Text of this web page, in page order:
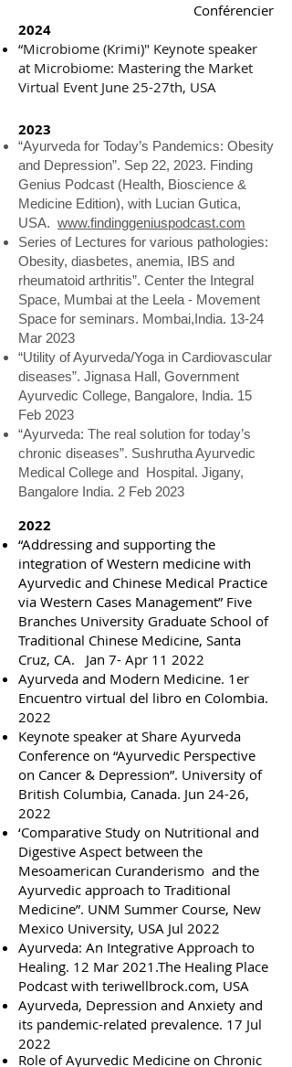
Conférencier
2024
“Microbiome (Krimi)" Keynote speaker
at Microbiome: Mastering the Market
Virtual Event June 25-27th, USA
2023
“Ayurveda for Today’s Pandemics: Obesity
and Depression”. Sep 22, 2023. Finding
Genius Podcast (Health, Bioscience &
Medicine Edition), with Lucian Gutica,
USA. www.findinggeniuspodcast.com
Series of Lectures for various pathologies:
Obesity, diasbetes, anemia, IBS and
rheumatoid arthritis”. Center the Integral
Space, Mumbai at the Leela - Movement
Space for seminars. Mombai,India. 13-24
Mar 2023
“Utility of Ayurveda/Yoga in Cardiovascular
diseases”. Jignasa Hall, Government
Ayurvedic College, Bangalore, India. 15
Feb 2023
“Ayurveda: The real solution for today’s
chronic diseases”. Sushrutha Ayurvedic
Medical College and Hospital. Jigany,
Bangalore India. 2 Feb 2023
2022
“Addressing and supporting the
integration of Western medicine with
Ayurvedic and Chinese Medical Practice
via Western Cases Management” Five
Branches University Graduate School of
Traditional Chinese Medicine, Santa
Cruz, CA. Jan 7- Apr 11 2022
Ayurveda and Modern Medicine. 1er
Encuentro virtual del libro en Colombia.
2022
Keynote speaker at Share Ayurveda
Conference on “Ayurvedic Perspective
on Cancer & Depression”. University of
British Columbia, Canada. Jun 24-26,
2022
‘Comparative Study on Nutritional and
Digestive Aspect between the
Mesoamerican Curanderismo and the
Ayurvedic approach to Traditional
Medicine”. UNM Summer Course, New
Mexico University, USA Jul 2022
Ayurveda: An Integrative Approach to
Healing. 12 Mar 2021.The Healing Place
Podcast with teriwellbrock.com, USA
Ayurveda, Depression and Anxiety and
its pandemic-related prevalence. 17 Jul
2022
Role of Ayurvedic Medicine on Chronic